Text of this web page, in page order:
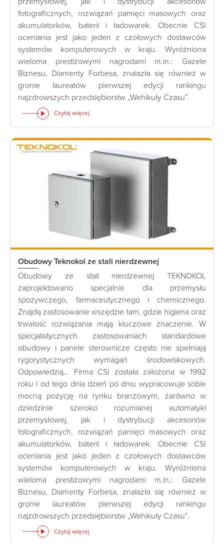
fotograficznych, rozwiązań pamięci masowych oraz
akumulatorków, baterii i ładowarek. Obecnie CSI
oceniania jest jako jeden z czołowych dostawców
systemów komputerowych w kraju. Wyróżniona
wieloma prestiżowymi nagrodami m.in.: Gazele
Biznesu, Diamenty Forbesa, znalazła się również w
gronie laureatów pierwszej edycji rankingu
najzdrowszych przedsiębiorstw „Wehikuły Czasu”.
Czytaj więcej
Obudowy Teknokol ze stali nierdzewnej
Obudowy ze stali nierdzewnej TEKNOKOL
zaprojektowano specjalnie dla przemysłu
spożywczego, farmaceutycznego i chemicznego.
Znajdą zastosowanie wszędzie tam, gdzie higiena oraz
trwałość rozwiązania mają kluczowe znaczenie. W
specjalistycznych zastosowaniach standardowe
obudowy i panele sterownicze często nie spełniają
rygorystycznych wymagań środowiskowych.
Odpowiedzią… Firma CSI została założona w 1992
roku i od tego dnia dzień po dniu wypracowuje sobie
mocną pozycję na rynku branżowym, zarówno w
dziedzinie szeroko rozumianej automatyki
przemysłowej, jak i dystrybucji akcesoriów
fotograficznych, rozwiązań pamięci masowych oraz
akumulatorków, baterii i ładowarek. Obecnie CSI
oceniania jest jako jeden z czołowych dostawców
systemów komputerowych w kraju. Wyróżniona
wieloma prestiżowymi nagrodami m.in.: Gazele
Biznesu, Diamenty Forbesa, znalazła się również w
gronie laureatów pierwszej edycji rankingu
najzdrowszych przedsiębiorstw „Wehikuły Czasu”.
Czytaj więcej